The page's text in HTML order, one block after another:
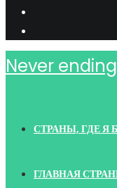
Never
СТРАНЫ, ГДЕ Я
ГЛАВНАЯ